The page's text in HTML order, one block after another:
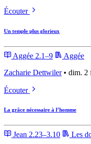
Écouter
Un temple plus glorieux
Aggée 2.1–9
Aggée
Zacharie Dettwiler• dim. 2
Écouter
La grâce nécessaire à l’homme
Jean 2.23–3.10
Les